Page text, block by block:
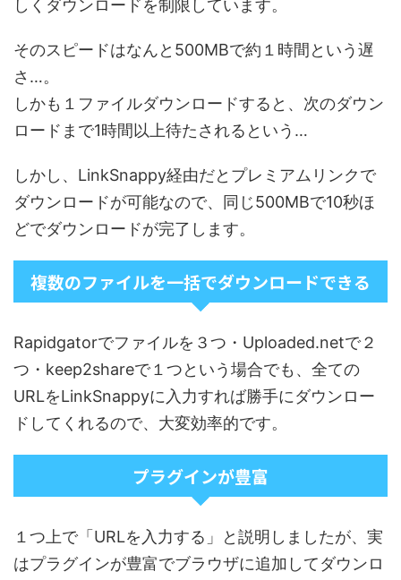
しくダウンロードを制限しています。
そのスピードはなんと500MBで約１時間という遅
さ…。
しかも１ファイルダウンロードすると、次のダウン
ロードまで1時間以上待たされるという…
しかし、LinkSnappy経由だとプレミアムリンクで
ダウンロードが可能なので、同じ500MBで10秒ほ
どでダウンロードが完了します。
複数のファイルを一括でダウンロードできる
Rapidgatorでファイルを３つ・Uploaded.netで２
つ・keep2shareで１つという場合でも、全ての
URLをLinkSnappyに入力すれば勝手にダウンロー
ドしてくれるので、大変効率的です。
プラグインが豊富
１つ上で「URLを入力する」と説明しましたが、実
はプラグインが豊富でブラウザに追加してダウンロ